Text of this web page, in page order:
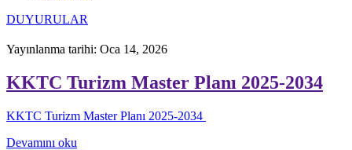
DUYURULAR
Yayınlanma tarihi: Oca 14, 2026
KKTC Turizm Master Planı 2025-2034
KKTC Turizm Master Planı 2025-2034
Devamını oku